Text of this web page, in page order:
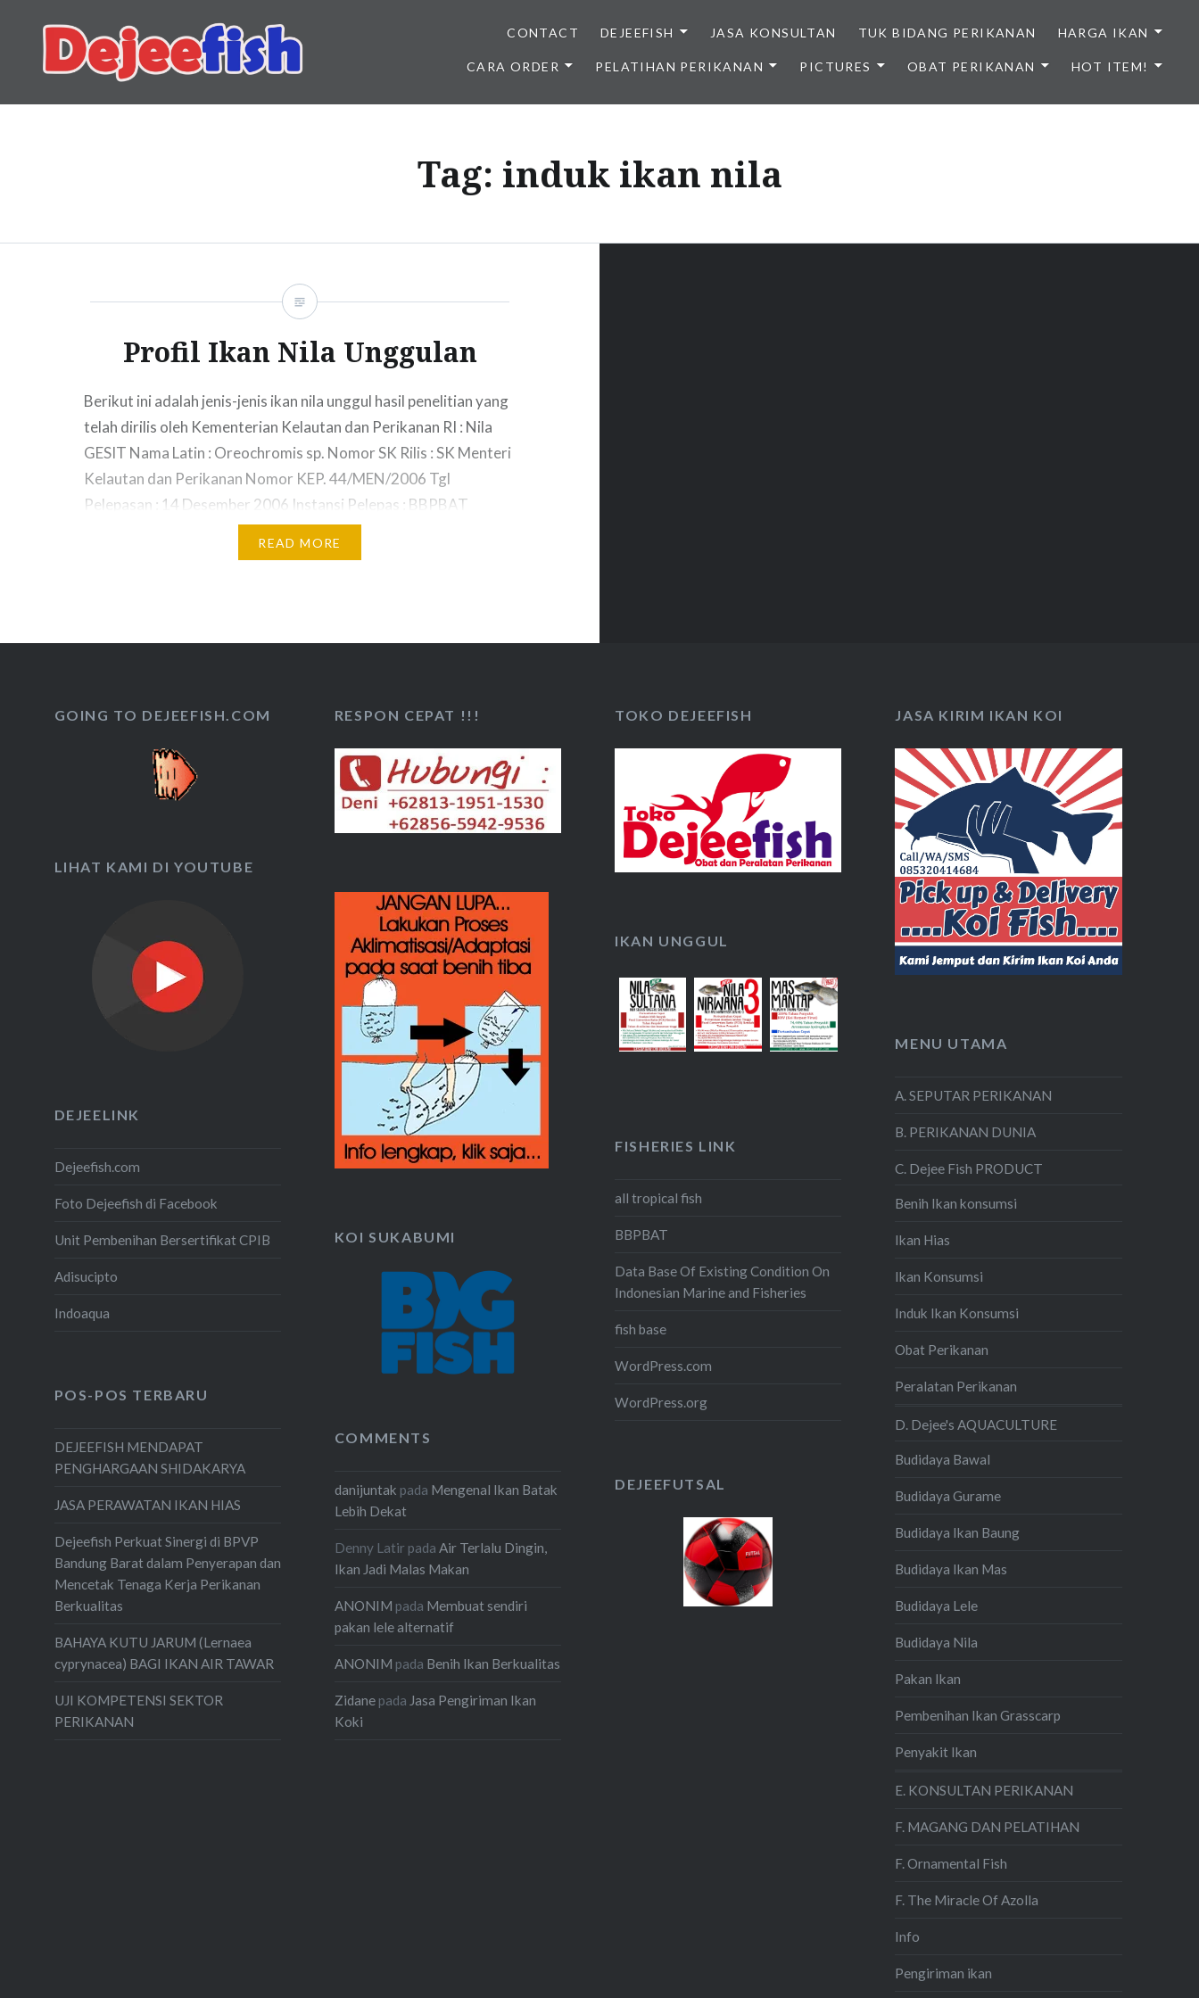
content
DEJEEFISH | PRODUSEN BENIH IKAN BERKUALITAS INDONESIA
CONTACT DEJEEFISH JASA KONSULTAN TUK BIDANG PERIKANAN HARGA IKAN
CARA ORDER PELATIHAN PERIKANAN PICTURES OBAT PERIKANAN HOT ITEM!
Tag: induk ikan nila
Profil Ikan Nila Unggulan
Berikut ini adalah jenis-jenis ikan nila unggul hasil penelitian yang
telah dirilis oleh Kementerian Kelautan dan Perikanan RI : Nila
GESIT Nama Latin : Oreochromis sp. Nomor SK Rilis : SK Menteri
Kelautan dan Perikanan Nomor KEP. 44/MEN/2006 Tgl
Pelepasan : 14 Desember 2006 Instansi Pelepas : BBPBAT
Sukabumi / DJPB Keunggulan Benih yang dihasilkan 80% adalah
READ MORE
GOING TO DEJEEFISH.COM RESPON CEPAT !!! TOKO DEJEEFISH JASA KIRIM IKAN KOI
LIHAT KAMI DI YOUTUBE
IKAN UNGGUL
MENU UTAMA
A. SEPUTAR PERIKANAN
B. PERIKANAN DUNIA
C. Dejee Fish PRODUCT
Benih Ikan konsumsi
Ikan Hias
Ikan Konsumsi
Induk Ikan Konsumsi
Obat Perikanan
Peralatan Perikanan
D. Dejee's AQUACULTURE
Budidaya Bawal
Budidaya Gurame
Budidaya Ikan Baung
Budidaya Ikan Mas
Budidaya Lele
Budidaya Nila
Pakan Ikan
Pembenihan Ikan Grasscarp
Penyakit Ikan
E. KONSULTAN PERIKANAN
F. MAGANG DAN PELATIHAN
F. Ornamental Fish
F. The Miracle Of Azolla
Info
Pengiriman ikan
DEJEELINK
Dejeefish.com
Foto Dejeefish di Facebook
Unit Pembenihan Bersertifikat CPIB
Adisucipto
Indoaqua
FISHERIES LINK
all tropical fish
BBPBAT
Data Base Of Existing Condition On
Indonesian Marine and Fisheries
fish base
WordPress.com
WordPress.org
KOI SUKABUMI
POS-POS TERBARU
DEJEEFISH MENDAPAT
PENGHARGAAN SHIDAKARYA
JASA PERAWATAN IKAN HIAS
Dejeefish Perkuat Sinergi di BPVP
Bandung Barat dalam Penyerapan dan
Mencetak Tenaga Kerja Perikanan
Berkualitas
BAHAYA KUTU JARUM (Lernaea
cyprynacea) BAGI IKAN AIR TAWAR
UJI KOMPETENSI SEKTOR
PERIKANAN
COMMENTS
danijuntak pada Mengenal Ikan Batak
Lebih Dekat
Denny Latir pada Air Terlalu Dingin,
Ikan Jadi Malas Makan
ANONIM pada Membuat sendiri
pakan lele alternatif
ANONIM pada Benih Ikan Berkualitas
Zidanepada Jasa Pengiriman Ikan
Koki
DEJEEFUTSAL